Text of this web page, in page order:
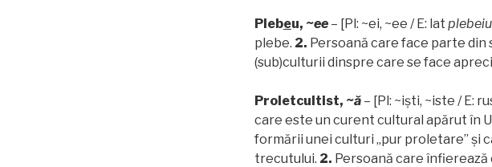
Plebeu, ~ee– [Pl: ~ei, ~ee / E: lat
plebe. 2. Persoană care face parte din
(sub)culturii dinspre care se face
Proletcultist, ~ă– [Pl: ~iști, ~iste / E:
care este un curent cultural apărut în
formării unei culturi „pur proletare” și
trecutului. 2. Persoană care